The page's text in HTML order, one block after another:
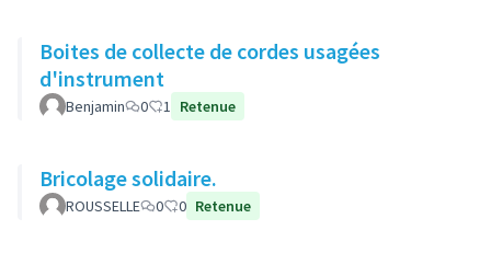
Boites de collecte de cordes usagées
d'instrument
Benjamin 0 1 Retenue
Bricolage solidaire.
ROUSSELLE 0 0 Retenue